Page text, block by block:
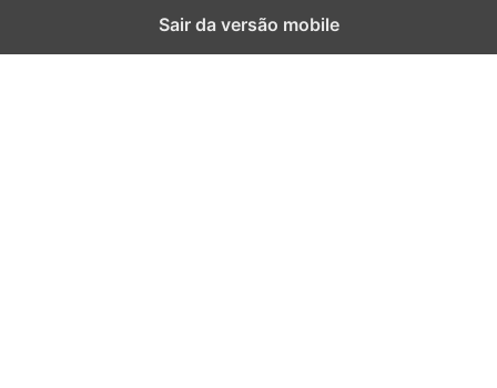
Sair da versão mobile